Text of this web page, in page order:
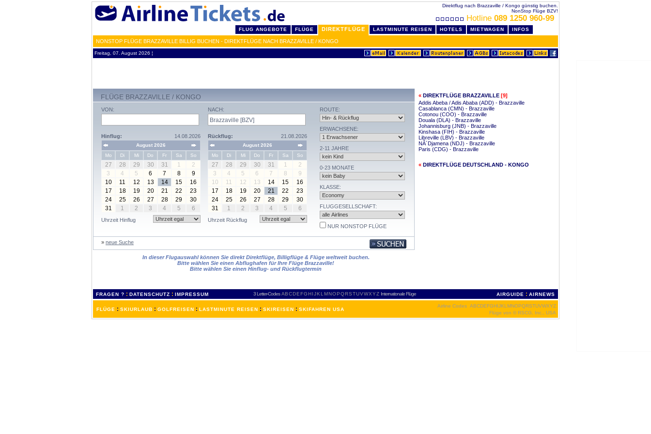
Direktflug nach Brazzaville / Kongo günstig buchen.
NonStop Flüge BZV!
Hotline 089 1250 960-99
FLUG ANGEBOTE FLÜGE DIREKTFLÜGE LASTMINUTE REISEN HOTELS MIETWAGEN INFOS
NONSTOP FLÜGE BRAZZAVILLE BILLIG BUCHEN - DIREKTFLÜGE NACH BRAZZAVILLE / KONGO
Freitag, 07. August 2026 ¦
FLÜGE BRAZZAVILLE / KONGO
VON:
Hinflug: 14.08.2026
August 2026
Mo
Di Mi Do Fr Sa So
27 28 29 30 31 1
2
3
4 5 6 7 8
9
10
11 12 13 14 15
16
17
18 19 20 21 22
23
24
25 26 27 28 29
30
31
1 2 3 4 5 6
Uhrzeit Hinflug
NACH:
Rückflug: 21.08.2026
August 2026
Mo
Di Mi Do Fr Sa So
27 28 29 30 31 1
2
3
4 5 6 7 8
9
10
11 12 13 14 15
16
17
18 19 20 21 22
23
24
25 26 27 28 29
30
31
1 2 3 4 5 6
Uhrzeit Rückflug
ROUTE:
ERWACHSENE:
2-11 JAHRE
0-23 MONATE
KLASSE:
FLUGGESELLSCHAFT:
NUR NONSTOP FLÜGE
» neue Suche
In dieser Flugauswahl können Sie direkt Direktflüge, Billigflüge & Flüge weltweit buchen.
Bitte wählen Sie einen Abflughafen für Ihre Flüge Brazzaville!
Bitte wählen Sie einen Hinflug- und Rückflugtermin
« DIREKTFLÜGE BRAZZAVILLE [9]
Addis Abeba / Adis Ababa (ADD) - Brazzaville
Casablanca (CMN) - Brazzaville
Cotonou (COO) - Brazzaville
Douala (DLA) - Brazzaville
Johannisburg (JNB) - Brazzaville
Kinshasa (FIH) - Brazzaville
Libreville (LBV) - Brazzaville
NÂ´Djamena (NDJ) - Brazzaville
Paris (CDG) - Brazzaville
« DIREKTFLÜGE DEUTSCHLAND - KONGO
FRAGEN ? : DATENSCHUTZ : IMPRESSUM 3 Letter-Codes ABCDEFGH IJKL MNOPQRSTUVWXYZ Internationale Flüge AIRGUIDE : AIRNEWS
FLÜGE : SKIURLAUB : GOLFREISEN : LASTMINUTE REISEN : SKIREISEN : SKIFAHREN USA
Airline Codes ABCDEFGHIJKL MNOPQRSTUVWXYZ
Flüge von © RSCG, Inc., USA